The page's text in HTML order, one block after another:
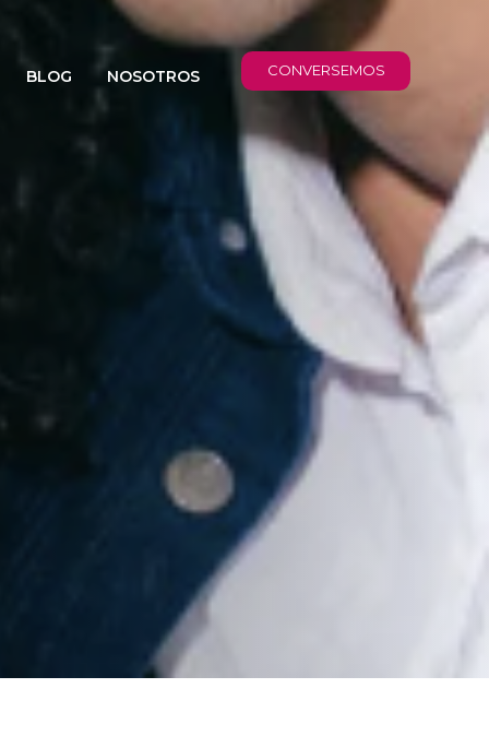
BLOG NOSOTROS CONVERSEMOS